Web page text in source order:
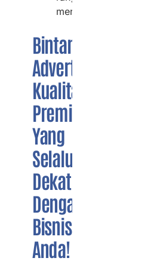
mereka.
Bintang
Advertising,
Kualitas
Premium
Yang
Selalu
Dekat
Dengan
Bisnis
Anda!